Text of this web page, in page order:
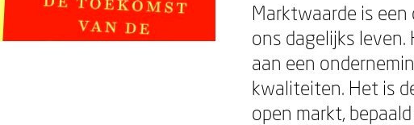
Marktwaarde is
ons dagelijks
aan een
kwaliteiten. Het is
open markt,